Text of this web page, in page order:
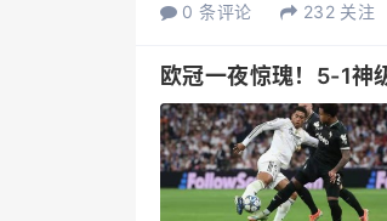
0 条评论 232 关注
欧冠一夜惊瑰！5-1神